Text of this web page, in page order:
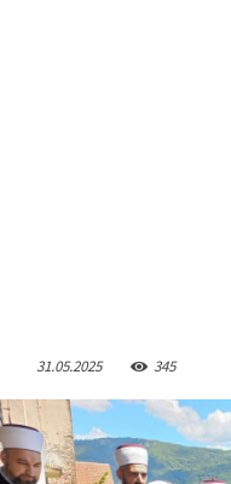
31.05.2025 345